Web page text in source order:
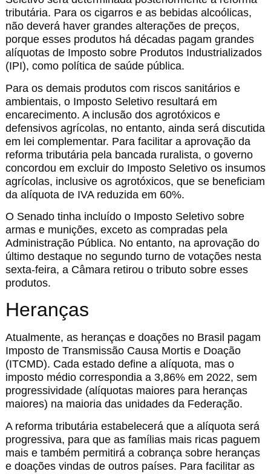
tributária. Para os cigarros e as bebidas alcoólicas,
não deverá haver grandes alterações de preços,
porque esses produtos há décadas pagam grandes
alíquotas de Imposto sobre Produtos Industrializados
(IPI), como política de saúde pública.
Para os demais produtos com riscos sanitários e
ambientais, o Imposto Seletivo resultará em
encarecimento. A inclusão dos agrotóxicos e
defensivos agrícolas, no entanto, ainda será discutida
em lei complementar. Para facilitar a aprovação da
reforma tributária pela bancada ruralista, o governo
concordou em excluir do Imposto Seletivo os insumos
agrícolas, inclusive os agrotóxicos, que se beneficiam
da alíquota de IVA reduzida em 60%.
O Senado tinha incluído o Imposto Seletivo sobre
armas e munições, exceto as compradas pela
Administração Pública. No entanto, na aprovação do
último destaque no segundo turno de votações nesta
sexta-feira, a Câmara retirou o tributo sobre esses
produtos.
Heranças
Atualmente, as heranças e doações no Brasil pagam
Imposto de Transmissão Causa Mortis e Doação
(ITCMD). Cada estado define a alíquota, mas o
imposto médio correspondia a 3,86% em 2022, sem
progressividade (alíquotas maiores para heranças
maiores) na maioria das unidades da Federação.
A reforma tributária estabelecerá que a alíquota será
progressiva, para que as famílias mais ricas paguem
mais e também permitirá a cobrança sobre heranças
e doações vindas de outros países. Para facilitar as